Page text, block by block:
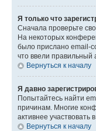
Я только что
Сначала проверьте
На некоторых
было прислано email-
что ввели правильный
Вернуться к началу
Я давно
Попытайтесь найти
причинам. Многие
активнее участвовать
Вернуться к началу